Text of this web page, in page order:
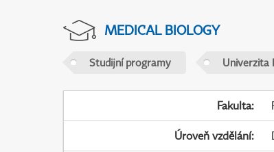
MEDICAL BIOLOGY
Studijní programy Univerzita
Fakulta:
Úroveň vzdělání: